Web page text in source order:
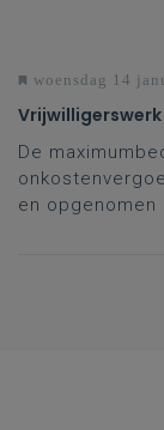
woensdag 14
Vrijwilligerswerk
De
en opgenomen